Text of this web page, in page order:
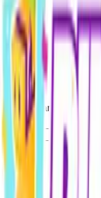
Giriş Yap
blog
0 Sonuçlar
En Yeni